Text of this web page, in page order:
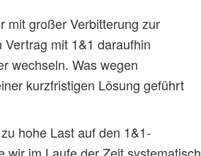
mit großer Verbitterung zur
mit 1&1 daraufhin
wechseln. Was wegen
kurzfristigen Lösung geführt
hohe Last auf den 1&1-